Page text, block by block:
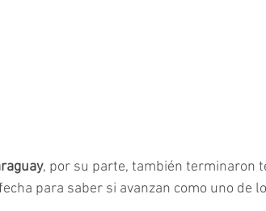
, por su parte, también terminaron
para saber si avanzan como uno de